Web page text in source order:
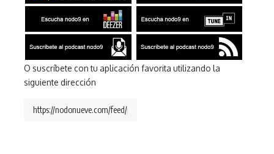
O suscríbete con tu aplicación favorita utilizando la
siguiente dirección